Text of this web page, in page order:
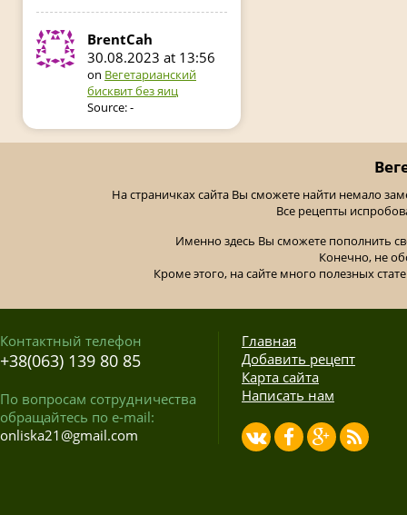
BrentCah
30.08.2023 at 13:56
on Вегетарианский
бисквит без яиц
Source: -
На страничках сайта Вы сможете найти немало
Все рецепты
Именно здесь Вы сможете пополнить
Конечно, не
Кроме этого, на сайте много полезных
Контактный телефон
+38(063) 139 80 85
По вопросам сотрудничества
обращайтесь по e-mail:
onliska21@gmail.com
Главная
Добавить рецепт
Карта сайта
Написать нам